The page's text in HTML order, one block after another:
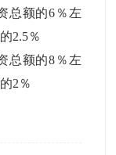
总额的6％左
2.5％
总额的8％左
2％